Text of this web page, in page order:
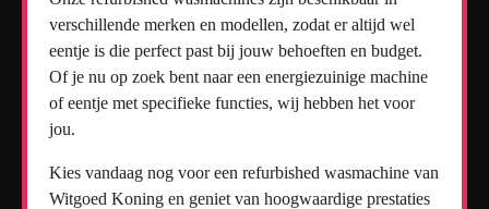
verschillende merken en modellen, zodat er altijd wel
eentje is die perfect past bij jouw behoeften en budget.
Of je nu op zoek bent naar een energiezuinige machine
of eentje met specifieke functies, wij hebben het voor
jou.
Kies vandaag nog voor een refurbished wasmachine van
Witgoed Koning en geniet van hoogwaardige prestaties